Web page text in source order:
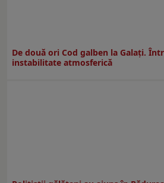
De două ori Cod galben la Galaţi.
instabilitate atmosferică